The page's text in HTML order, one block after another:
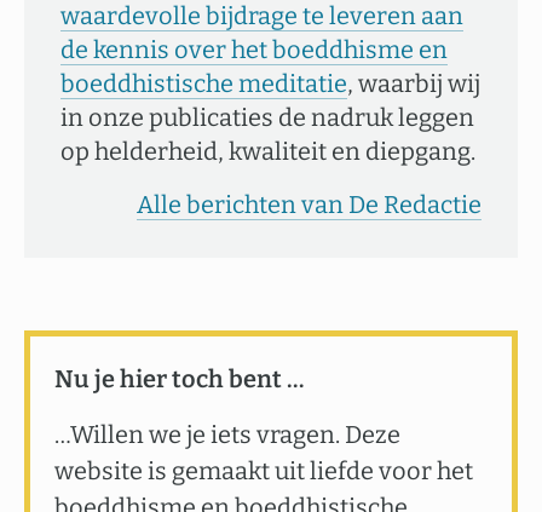
waardevolle bijdrage te leveren aan
de kennis over het boeddhisme en
boeddhistische meditatie, waarbij wij
in onze publicaties de nadruk leggen
op helderheid, kwaliteit en diepgang.
Alle berichten van De Redactie
Nu je hier toch bent …
…Willen we je iets vragen. Deze
website is gemaakt uit liefde voor het